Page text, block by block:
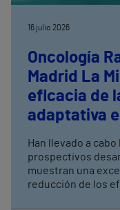
16 julio 2026
Oncología
Madrid La
eficacia de
adaptativa
próstata
Han llevado a
prospectivos
muestran una
reducción de los